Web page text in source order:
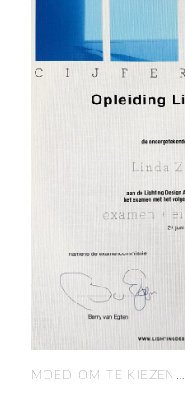
MOED OM TE KIEZEN…